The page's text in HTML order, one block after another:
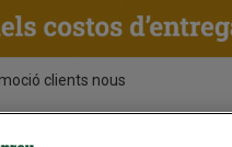
clients nous